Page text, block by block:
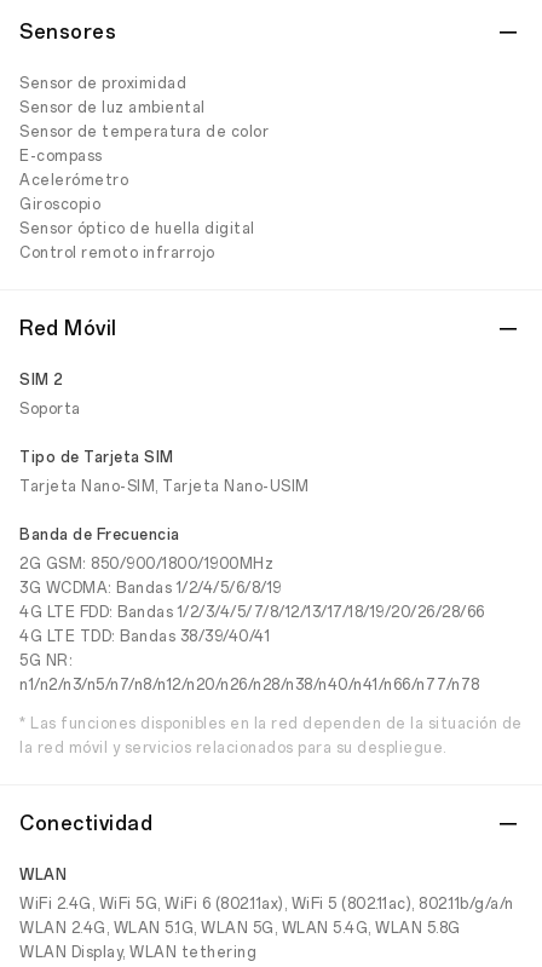
Sensores
Sensor de proximidad
Sensor de luz ambiental
Sensor de temperatura de color
E-compass
Acelerómetro
Giroscopio
Sensor óptico de huella digital
Control remoto infrarrojo
Red Móvil
SIM 2
Soporta
Tipo de Tarjeta SIM
Tarjeta Nano-SIM, Tarjeta Nano-USIM
Banda de Frecuencia
2G GSM: 850/900/1800/1900MHz
3G WCDMA: Bandas 1/2/4/5/6/8/19
4G LTE FDD: Bandas 1/2/3/4/5/7/8/12/13/17/18/19/20/26/28/66
4G LTE TDD: Bandas 38/39/40/41
5G NR:
n1/n2/n3/n5/n7/n8/n12/n20/n26/n28/n38/n40/n41/n66/n77/n78
* Las funciones disponibles en la red dependen de la situación de
la red móvil y servicios relacionados para su despliegue.
Conectividad
WLAN
WiFi 2.4G, WiFi 5G, WiFi 6 (802.11ax), WiFi 5 (802.11ac), 802.11b/g/a/n
WLAN 2.4G, WLAN 5.1G, WLAN 5G, WLAN 5.4G, WLAN 5.8G
WLAN Display, WLAN tethering